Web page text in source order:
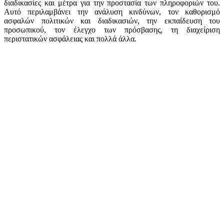
διαδικασίες και μέτρα για την προστασία των πληροφοριών του.
Αυτό περιλαμβάνει την ανάλυση κινδύνων, τον καθορισμό
ασφαλών πολιτικών και διαδικασιών, την εκπαίδευση του
προσωπικού, τον έλεγχο των πρόσβασης, τη διαχείριση
περιστατικών ασφάλειας και πολλά άλλα.